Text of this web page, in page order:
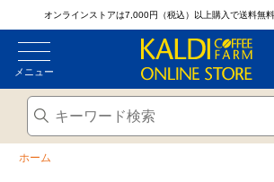
オンラインストアは7,000円（税込）以上購入で送料無
メニュー
ホーム